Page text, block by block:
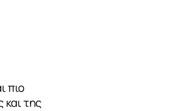
πιο
και της